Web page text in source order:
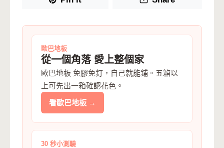
歐巴地板
從一個角落 愛上整個家
歐巴地板 免膠免釘，自己就能鋪。五箱以
上可先出一箱確認花色。
看歐巴地板 →
30 秒小測驗